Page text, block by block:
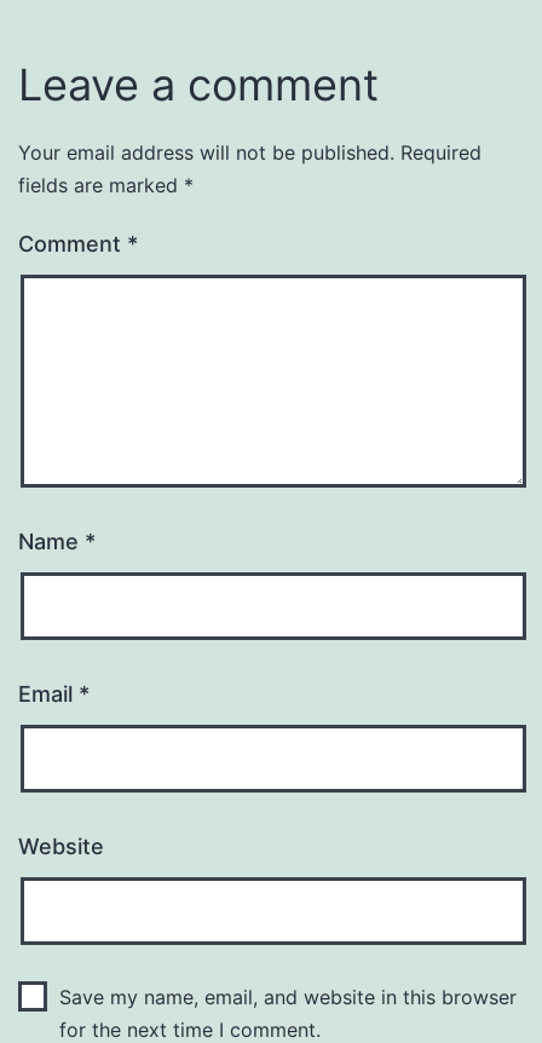
Leave a comment
Your email address will not be published. Required
fields are marked *
Comment *
Name *
Email *
Website
Save my name, email, and website in this browser
for the next time I comment.